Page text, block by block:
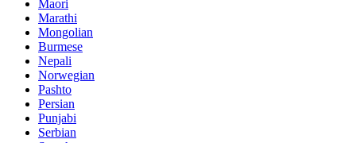
Maori
Marathi
Mongolian
Burmese
Nepali
Norwegian
Pashto
Persian
Punjabi
Serbian